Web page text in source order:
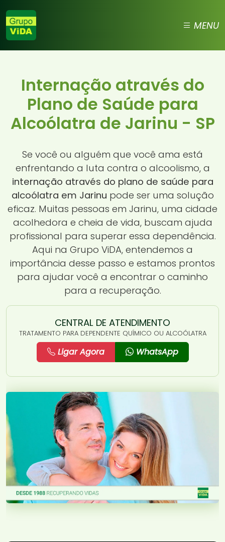
MENU
Internação através do
Plano de Saúde para
Alcoólatra de Jarinu - SP
Se você ou alguém que você ama está
enfrentando a luta contra o alcoolismo, a
internação através do plano de saúde para
alcoólatra em Jarinu pode ser uma solução
eficaz. Muitas pessoas em Jarinu, uma cidade
acolhedora e cheia de vida, buscam ajuda
profissional para superar essa dependência.
Aqui na Grupo ViDA, entendemos a
importância desse passo e estamos prontos
para ajudar você a encontrar o caminho
para a recuperação.
CENTRAL DE ATENDIMENTO
TRATAMENTO PARA DEPENDENTE QUÍMICO OU ALCOÓLATRA
Ligar Agora WhatsApp